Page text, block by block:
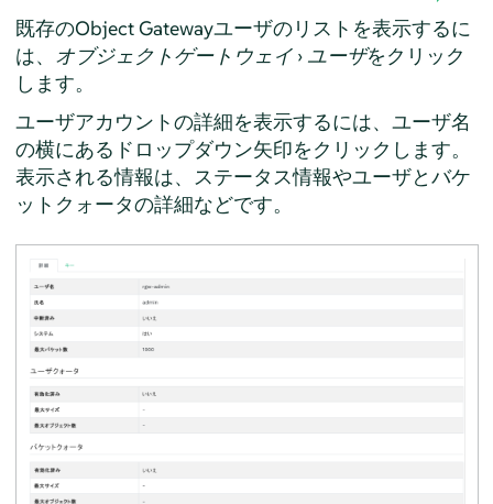
既存のObject Gatewayユーザのリストを表示するに
は、 オブジェクトゲートウェイ› ユーザをクリック
します。
ユーザアカウントの詳細を表示するには、ユーザ名
の横にあるドロップダウン矢印をクリックします。
表示される情報は、ステータス情報やユーザとバケ
ットクォータの詳細などです。